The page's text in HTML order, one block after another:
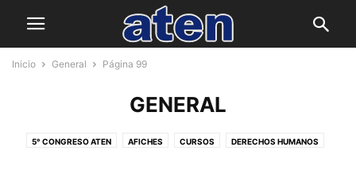
Inicio General Página 99
GENERAL
5° CONGRESO ATEN AFICHES CURSOS DERECHOS HUMANOS